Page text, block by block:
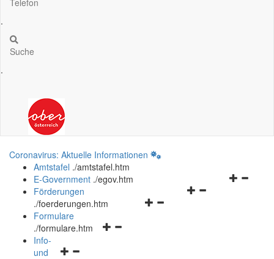
.
Suche
.
Coronavirus: Aktuelle Informationen
Amtstafel ./amtstafel.htm
Navigationsmenü
E-Government ./egov.htm
Navigationsmenü
Förderungen
./foerderungen.htm
Navigationsmenü
Formulare
./formulare.htm
Navigationsmenü
Info-
und